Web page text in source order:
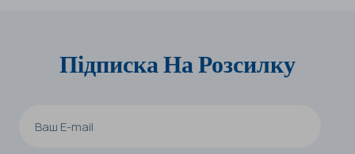
Підписка На Розсилку